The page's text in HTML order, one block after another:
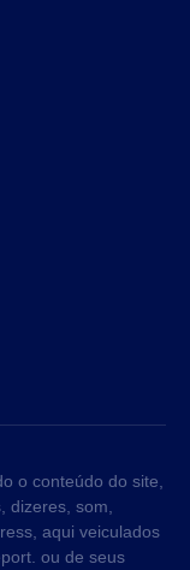
o conteúdo do site,
dizeres, som,
aqui veiculados
ou de seus